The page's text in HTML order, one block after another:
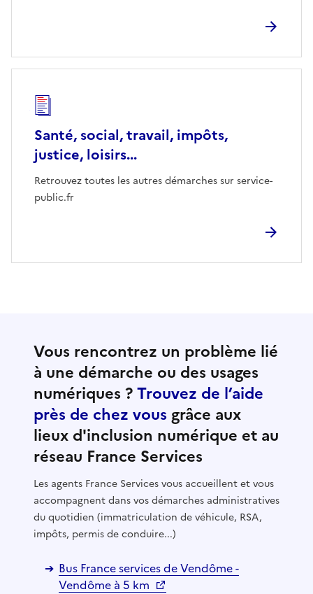
Santé, social, travail, impôts,
justice, loisirs...
Retrouvez toutes les autres démarches sur service-
public.fr
Vous rencontrez un problème lié
à une démarche ou des usages
numériques ?Trouvez de l’aide
près de chez vous grâce aux
lieux d'inclusion numérique et au
réseau France Services
Les agents France Services vous accueillent et vous
accompagnent dans vos démarches administratives
du quotidien (immatriculation de véhicule, RSA,
impôts, permis de conduire...)
Bus France services de Vendôme -
Vendôme à 5 km